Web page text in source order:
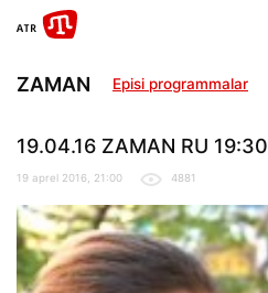
ZAMAN Episi programmalar
19.04.16 ZAMAN RU 19:30
19 aprel 2016, 21:00 4881